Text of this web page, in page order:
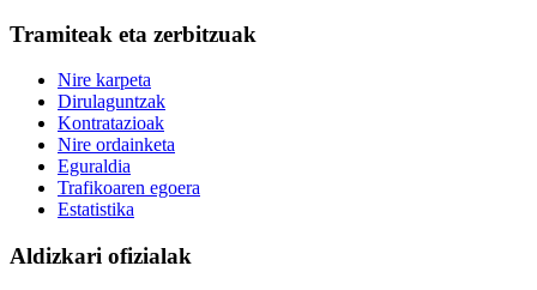
Tramiteak eta zerbitzuak
Nire karpeta
Dirulaguntzak
Kontratazioak
Nire ordainketa
Eguraldia
Trafikoaren egoera
Estatistika
Aldizkari ofizialak